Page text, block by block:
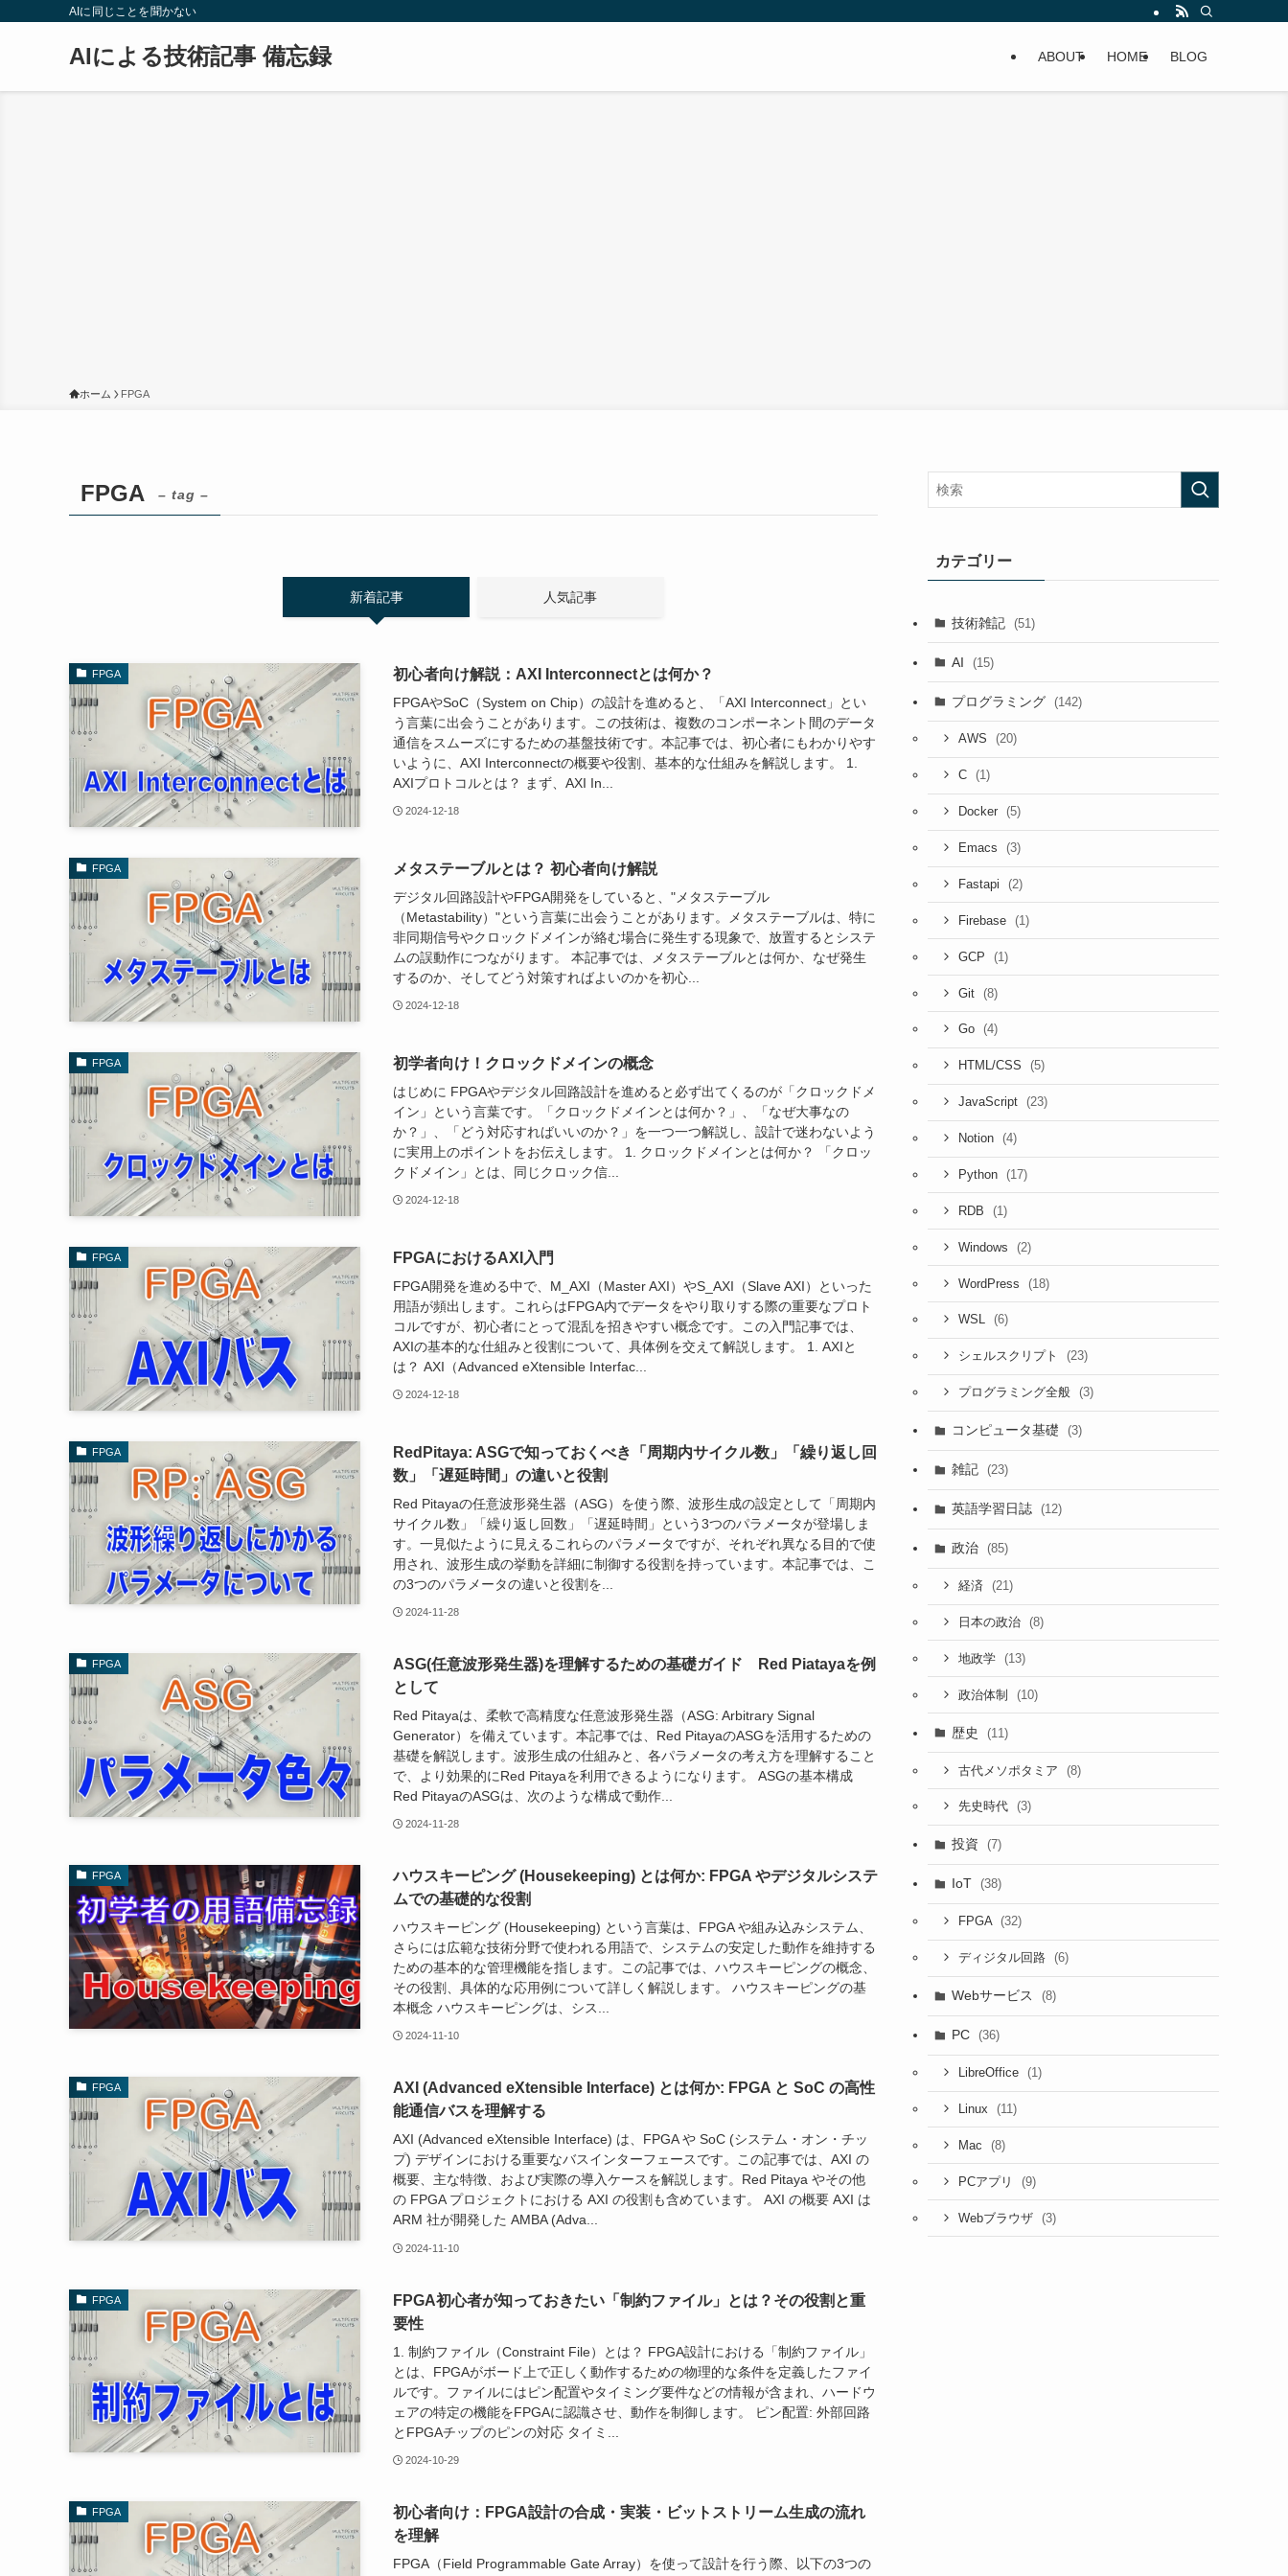
AIに同じことを聞かない
AIによる技術記事 備忘録 ABOUT HOME BLOG
ホーム FPGA
FPGA – tag –
新着記事 人気記事
FPGA 初心者向け解説：AXI Interconnectとは何か？
FPGAやSoC（System on Chip）の設計を進めると、「AXI Interconnect」とい
う言葉に出会うことがあります。この技術は、複数のコンポーネント間のデータ
通信をスムーズにするための基盤技術です。本記事では、初心者にもわかりやす
いように、AXI Interconnectの概要や役割、基本的な仕組みを解説します。 1.
AXIプロトコルとは？ まず、AXI In...
2024-12-18
FPGA メタステーブルとは？ 初心者向け解説
デジタル回路設計やFPGA開発をしていると、"メタステーブル
（Metastability）"という言葉に出会うことがあります。メタステーブルは、特に
非同期信号やクロックドメインが絡む場合に発生する現象で、放置するとシステ
ムの誤動作につながります。 本記事では、メタステーブルとは何か、なぜ発生
するのか、そしてどう対策すればよいのかを初心...
2024-12-18
FPGA 初学者向け！クロックドメインの概念
はじめに FPGAやデジタル回路設計を進めると必ず出てくるのが「クロックドメ
イン」という言葉です。「クロックドメインとは何か？」、「なぜ大事なの
か？」、「どう対応すればいいのか？」を一つ一つ解説し、設計で迷わないよう
に実用上のポイントをお伝えします。 1. クロックドメインとは何か？ 「クロッ
クドメイン」とは、同じクロック信...
2024-12-18
FPGA FPGAにおけるAXI入門
FPGA開発を進める中で、M_AXI（Master AXI）やS_AXI（Slave AXI）といった
用語が頻出します。これらはFPGA内でデータをやり取りする際の重要なプロト
コルですが、初心者にとって混乱を招きやすい概念です。この入門記事では、
AXIの基本的な仕組みと役割について、具体例を交えて解説します。 1. AXIと
は？ AXI（Advanced eXtensible Interfac...
2024-12-18
FPGA
RedPitaya: ASGで知っておくべき「周期内サイクル数」「繰り返し回
数」「遅延時間」の違いと役割
Red Pitayaの任意波形発生器（ASG）を使う際、波形生成の設定として「周期内
サイクル数」「繰り返し回数」「遅延時間」という3つのパラメータが登場しま
す。一見似たように見えるこれらのパラメータですが、それぞれ異なる目的で使
用され、波形生成の挙動を詳細に制御する役割を持っています。本記事では、こ
の3つのパラメータの違いと役割を...
2024-11-28
FPGA
ASG(任意波形発生器)を理解するための基礎ガイド Red Piatayaを例
として
Red Pitayaは、柔軟で高精度な任意波形発生器（ASG: Arbitrary Signal
Generator）を備えています。本記事では、Red PitayaのASGを活用するための
基礎を解説します。波形生成の仕組みと、各パラメータの考え方を理解すること
で、より効果的にRed Pitayaを利用できるようになります。 ASGの基本構成
Red PitayaのASGは、次のような構成で動作...
2024-11-28
FPGA
ハウスキーピング (Housekeeping) とは何か: FPGA やデジタルシステ
ムでの基礎的な役割
ハウスキーピング (Housekeeping) という言葉は、FPGA や組み込みシステム、
さらには広範な技術分野で使われる用語で、システムの安定した動作を維持する
ための基本的な管理機能を指します。この記事では、ハウスキーピングの概念、
その役割、具体的な応用例について詳しく解説します。 ハウスキーピングの基
本概念 ハウスキーピングは、シス...
2024-11-10
FPGA
AXI (Advanced eXtensible Interface) とは何か: FPGA と SoC の高性
能通信バスを理解する
AXI (Advanced eXtensible Interface) は、FPGA や SoC (システム・オン・チッ
プ) デザインにおける重要なバスインターフェースです。この記事では、AXI の
概要、主な特徴、および実際の導入ケースを解説します。Red Pitaya やその他
の FPGA プロジェクトにおける AXI の役割も含めています。 AXI の概要 AXI は
ARM 社が開発した AMBA (Adva...
2024-11-10
FPGA
FPGA初心者が知っておきたい「制約ファイル」とは？その役割と重
要性
1. 制約ファイル（Constraint File）とは？ FPGA設計における「制約ファイル」
とは、FPGAがボード上で正しく動作するための物理的な条件を定義したファイ
ルです。ファイルにはピン配置やタイミング要件などの情報が含まれ、ハードウ
ェアの特定の機能をFPGAに認識させ、動作を制御します。 ピン配置: 外部回路
とFPGAチップのピンの対応 タイミ...
2024-10-29
FPGA
初心者向け：FPGA設計の合成・実装・ビットストリーム生成の流れ
を理解
FPGA（Field Programmable Gate Array）を使って設計を行う際、以下の3つの
カテゴリー
技術雑記 (51)
AI (15)
プログラミング (142)
AWS (20)
C (1)
Docker (5)
Emacs (3)
Fastapi (2)
Firebase (1)
GCP (1)
Git (8)
Go (4)
HTML/CSS (5)
JavaScript (23)
Notion (4)
Python (17)
RDB (1)
Windows (2)
WordPress (18)
WSL (6)
シェルスクリプト (23)
プログラミング全般 (3)
コンピュータ基礎 (3)
雑記 (23)
英語学習日誌 (12)
政治 (85)
経済 (21)
日本の政治 (8)
地政学 (13)
政治体制 (10)
歴史 (11)
古代メソポタミア (8)
先史時代 (3)
投資 (7)
IoT (38)
FPGA (32)
ディジタル回路 (6)
Webサービス (8)
PC (36)
LibreOffice (1)
Linux (11)
Mac (8)
PCアプリ (9)
Webブラウザ (3)